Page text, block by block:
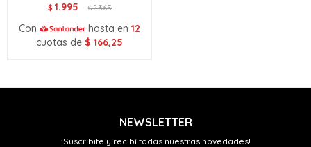
$ 1.995 $2.365
Con hasta en 12
cuotas de $ 166,25
NEWSLETTER
¡Suscribite y recibí todas nuestras novedades!